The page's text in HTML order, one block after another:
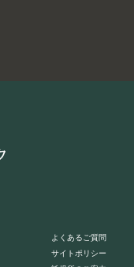
よくあるご質問
サイトポリシー